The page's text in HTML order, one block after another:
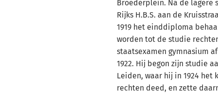
Broederplein. Na de lagere
Rijks H.B.S. aan de
1919 het einddiploma
worden tot de studie
staatsexamen gymnasium
1922. Hij begon zijn studie
Leiden, waar hij in 1924 het
rechten deed, en zette